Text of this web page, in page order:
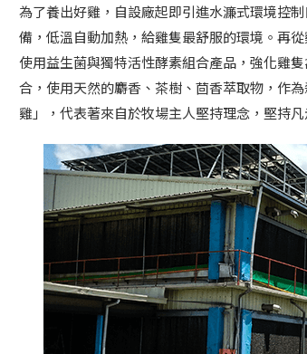
為了養出好雞，自設廠起即引進水濂式環境控
備，低溫自動加熱，給雞隻最舒服的環境。再
使用益生菌與獨特活性酵素組合產品，強化雞
合，使用天然的麝香、茶樹、茴香萃取物，作
雞」，代表著來自於牧場主人堅持理念，堅持